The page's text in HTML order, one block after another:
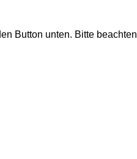
Button unten. Bitte